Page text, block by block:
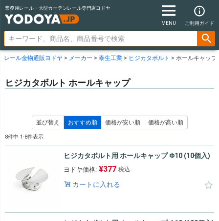
業務用レール・大型カーテンレール専門店ヨドヤ
MENU ご利用ガイド
レール金物通販ヨドヤ メーカー 泰生工業 ヒジカタボルト ホールキャップ
ヒジカタボルト ホールキャップ
並び替え おすすめ順 価格が安い順 価格が高い順
8件中 1-8件表示
ヒジカタボルト用 ホールキャップ Φ10 (10個入)
ヨドヤ価格: ¥377 税込
カートに入れる